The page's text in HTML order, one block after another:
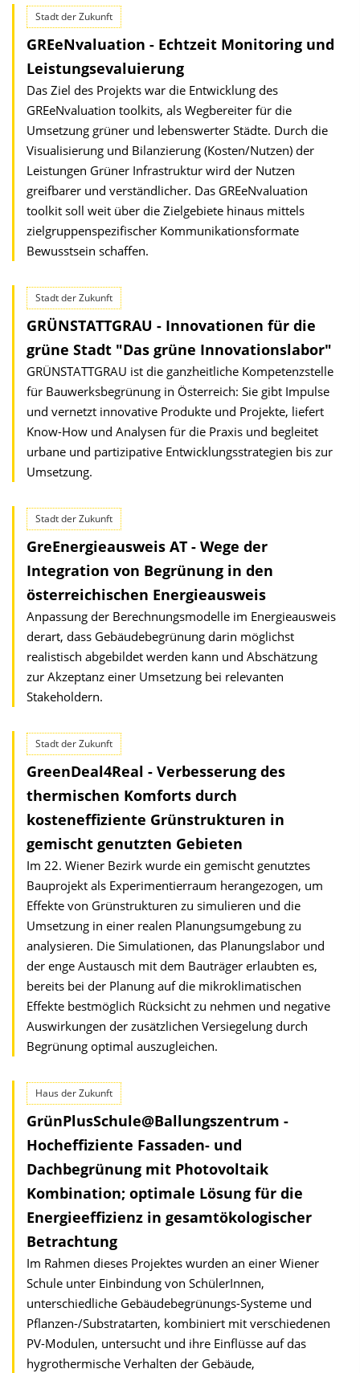
Stadt der Zukunft
GREeNvaluation - Echtzeit Monitoring und
Leistungsevaluierung
Das Ziel des Projekts war die Entwicklung des
GREeNvaluation toolkits, als Wegbereiter für die
Umsetzung grüner und lebenswerter Städte. Durch die
Visualisierung und Bilanzierung (Kosten/Nutzen) der
Leistungen Grüner Infrastruktur wird der Nutzen
greifbarer und verständlicher. Das GREeNvaluation
toolkit soll weit über die Zielgebiete hinaus mittels
zielgruppenspezifischer Kommunikationsformate
Bewusstsein schaffen.
Stadt der Zukunft
GRÜNSTATTGRAU - Innovationen für die
grüne Stadt "Das grüne Innovationslabor"
GRÜNSTATTGRAU ist die ganzheitliche Kompetenzstelle
für Bauwerksbegrünung in Österreich: Sie gibt Impulse
und vernetzt innovative Produkte und Projekte, liefert
Know-How und Analysen für die Praxis und begleitet
urbane und partizipative Entwicklungsstrategien bis zur
Umsetzung.
Stadt der Zukunft
GreEnergieausweis AT - Wege der
Integration von Begrünung in den
österreichischen Energieausweis
Anpassung der Berechnungsmodelle im Energieausweis
derart, dass Gebäudebegrünung darin möglichst
realistisch abgebildet werden kann und Abschätzung
zur Akzeptanz einer Umsetzung bei relevanten
Stakeholdern.
Stadt der Zukunft
GreenDeal4Real - Verbesserung des
thermischen Komforts durch
kosteneffiziente Grünstrukturen in
gemischt genutzten Gebieten
Im 22. Wiener Bezirk wurde ein gemischt genutztes
Bauprojekt als Experimentierraum herangezogen, um
Effekte von Grünstrukturen zu simulieren und die
Umsetzung in einer realen Planungsumgebung zu
analysieren. Die Simulationen, das Planungslabor und
der enge Austausch mit dem Bauträger erlaubten es,
bereits bei der Planung auf die mikroklimatischen
Effekte bestmöglich Rücksicht zu nehmen und negative
Auswirkungen der zusätzlichen Versiegelung durch
Begrünung optimal auszugleichen.
Haus der Zukunft
GrünPlusSchule@Ballungszentrum -
Hocheffiziente Fassaden- und
Dachbegrünung mit Photovoltaik
Kombination; optimale Lösung für die
Energie­effizienz in gesamt­ökologischer
Betrachtung
Im Rahmen dieses Projektes wurden an einer Wiener
Schule unter Einbindung von SchülerInnen,
unterschiedliche Gebäudebegrünungs-Systeme und
Pflanzen-/Substratarten, kombiniert mit verschiedenen
PV-Modulen, untersucht und ihre Einflüsse auf das
hygro­thermische Verhalten der Gebäude,